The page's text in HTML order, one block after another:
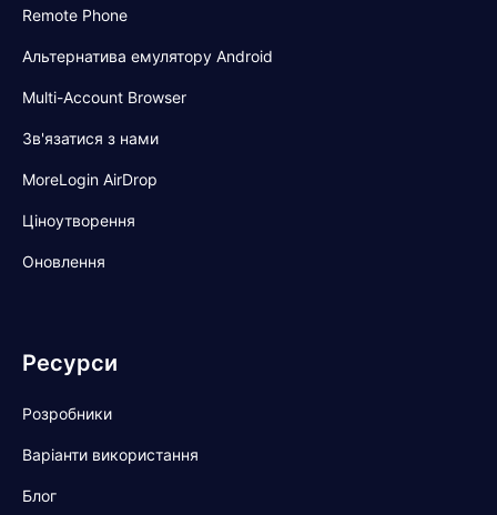
Remote Phone
Альтернатива емулятору Android
Multi-Account Browser
Зв'язатися з нами
MoreLogin AirDrop
Ціноутворення
Оновлення
Ресурси
Розробники
Варіанти використання
Блог